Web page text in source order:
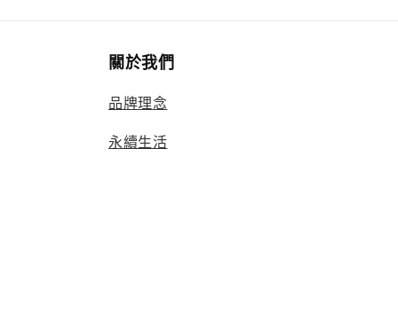
關於我們
品牌理念
永續生活